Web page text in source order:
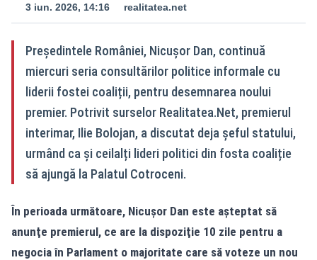
3 iun. 2026, 14:16 realitatea.net
Președintele României, Nicușor Dan, continuă
miercuri seria consultărilor politice informale cu
liderii fostei coaliții, pentru desemnarea noului
premier. Potrivit surselor Realitatea.Net, premierul
interimar, Ilie Bolojan, a discutat deja șeful statului,
urmând ca și ceilalți lideri politici din fosta coaliție
să ajungă la Palatul Cotroceni.
În perioada următoare, Nicușor Dan este aşteptat să
anunţe premierul, ce are la dispoziţie 10 zile pentru a
negocia în Parlament o majoritate care să voteze un nou